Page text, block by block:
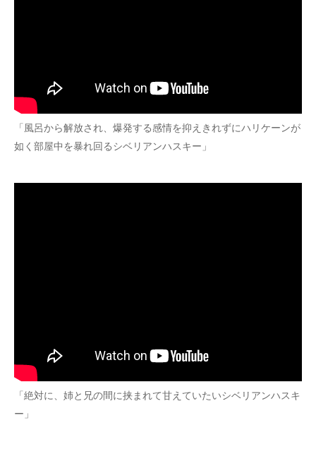
「風呂から解放され、爆発する感情を抑えきれずにハリケーンが
如く部屋中を暴れ回るシベリアンハスキー」
「絶対に、姉と兄の間に挟まれて甘えていたいシベリアンハスキ
ー」